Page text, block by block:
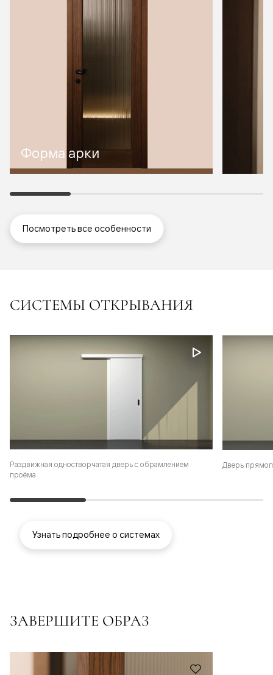
Форма арки
Посмотреть все особенности
СИСТЕМЫ ОТКРЫВАНИЯ
Раздвижная одностворчатая дверь с обрамлением
проёма
Дверь
Узнать подробнее о системах
ЗАВЕРШИТЕ ОБРАЗ